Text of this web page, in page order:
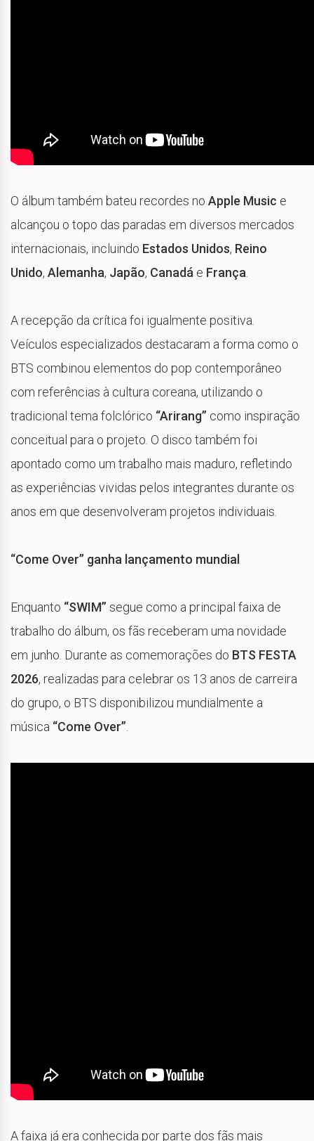
O álbum também bateu recordes no Apple Music e
alcançou o topo das paradas em diversos mercados
internacionais, incluindo Estados Unidos, Reino
Unido, Alemanha, Japão, Canadá e França.
A recepção da crítica foi igualmente positiva.
Veículos especializados destacaram a forma como o
BTS combinou elementos do pop contemporâneo
com referências à cultura coreana, utilizando o
tradicional tema folclórico “Arirang” como inspiração
conceitual para o projeto. O disco também foi
apontado como um trabalho mais maduro, refletindo
as experiências vividas pelos integrantes durante os
anos em que desenvolveram projetos individuais.
“Come Over” ganha lançamento mundial
Enquanto “SWIM” segue como a principal faixa de
trabalho do álbum, os fãs receberam uma novidade
em junho. Durante as comemorações do BTS FESTA
2026, realizadas para celebrar os 13 anos de carreira
do grupo, o BTS disponibilizou mundialmente a
música “Come Over”.
A faixa já era conhecida por parte dos fãs mais